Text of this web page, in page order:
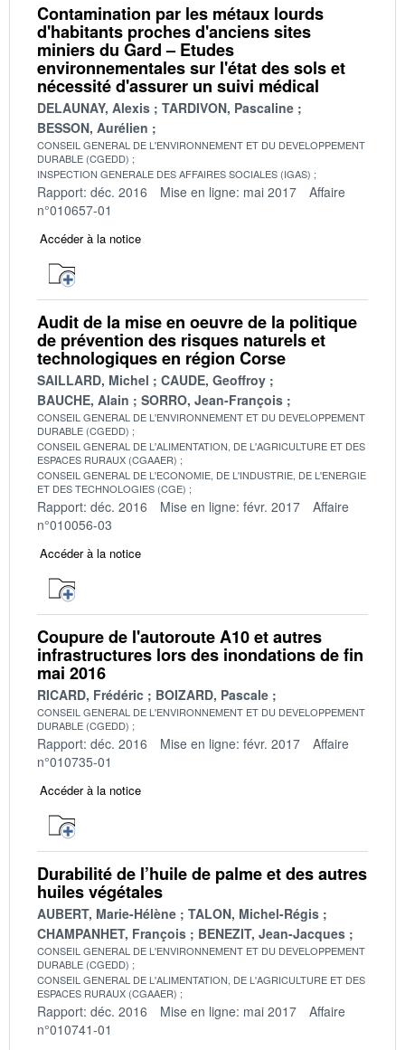
Contamination par les métaux lourds
d'habitants proches d'anciens sites
miniers du Gard – Etudes
environnementales sur l'état des sols et
nécessité d'assurer un suivi médical
DELAUNAY, Alexis
TARDIVON, Pascaline
BESSON, Aurélien
CONSEIL GENERAL DE L'ENVIRONNEMENT ET DU DEVELOPPEMENT
DURABLE (CGEDD)
INSPECTION GENERALE DES AFFAIRES SOCIALES (IGAS)
Rapport: déc. 2016 Mise en ligne: mai 2017
Affaire
n°010657-01
Accéder à la notice
Audit de la mise en oeuvre de la politique
de prévention des risques naturels et
technologiques en région Corse
SAILLARD, Michel
CAUDE, Geoffroy
BAUCHE, Alain
SORRO, Jean-François
CONSEIL GENERAL DE L'ENVIRONNEMENT ET DU DEVELOPPEMENT
DURABLE (CGEDD)
CONSEIL GENERAL DE L'ALIMENTATION, DE L'AGRICULTURE ET DES
ESPACES RURAUX (CGAAER)
CONSEIL GENERAL DE L'ECONOMIE, DE L'INDUSTRIE, DE L'ENERGIE
ET DES TECHNOLOGIES (CGE)
Rapport: déc. 2016 Mise en ligne: févr. 2017
Affaire
n°010056-03
Accéder à la notice
Coupure de l'autoroute A10 et autres
infrastructures lors des inondations de fin
mai 2016
RICARD, Frédéric BOIZARD, Pascale
CONSEIL GENERAL DE L'ENVIRONNEMENT ET DU DEVELOPPEMENT
DURABLE (CGEDD)
Rapport: déc. 2016 Mise en ligne: févr. 2017
Affaire
n°010735-01
Accéder à la notice
Durabilité de l’huile de palme et des autres
huiles végétales
AUBERT, Marie-Hélène
TALON, Michel-Régis
CHAMPANHET, François
BENEZIT, Jean-Jacques
CONSEIL GENERAL DE L'ENVIRONNEMENT ET DU DEVELOPPEMENT
DURABLE (CGEDD)
CONSEIL GENERAL DE L'ALIMENTATION, DE L'AGRICULTURE ET DES
ESPACES RURAUX (CGAAER)
Rapport: déc. 2016 Mise en ligne: mai 2017
Affaire
n°010741-01